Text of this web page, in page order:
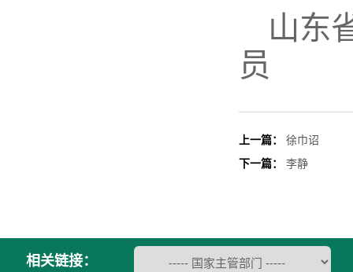
山东
员
上一篇：
徐巾诏
下一篇：
李静
相关链接：